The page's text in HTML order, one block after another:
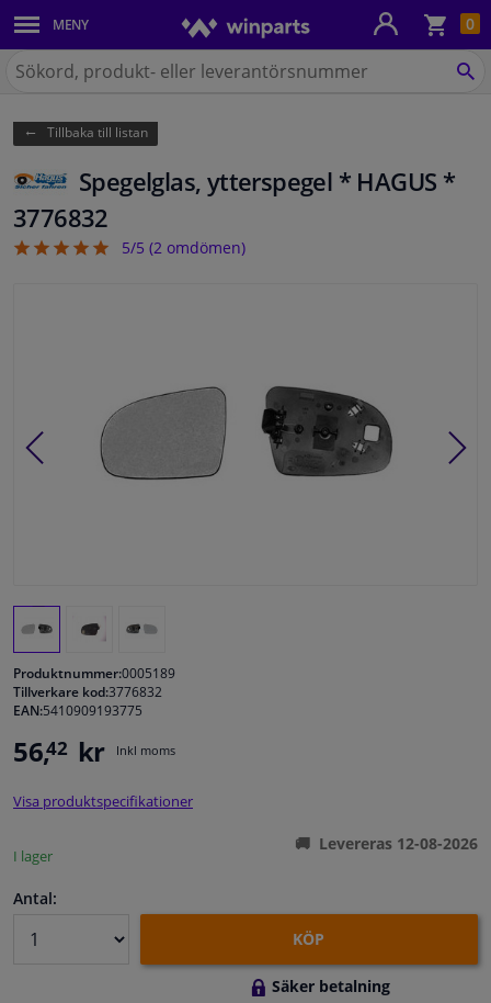
0
MENY
Karosseri
Belysning
Bromssystem
Avgassystem
Chassidelar
Filter & Vätskor
Bagage & Transport
Bilvård & Tillbehör
Verkstad & Verktyg
Husbil, motorcykel, cykel & båt
på
Tillbaka till listan
Spegelglas, ytterspegel * HAGUS *
3776832
5/5 (2 omdömen)
Produktnummer:0005189
Tillverkare kod:3776832
EAN:5410909193775
56,42 kr Inkl moms
Visa produktspecifikationer
I lager
Levereras 12-08-2026
Antal:
KÖP
Säker betalning